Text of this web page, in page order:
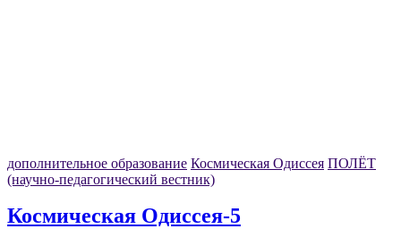
дополнительное образование Космическая Одиссея ПОЛЁТ
(научно-педагогический вестник)
Космическая Одиссея-5